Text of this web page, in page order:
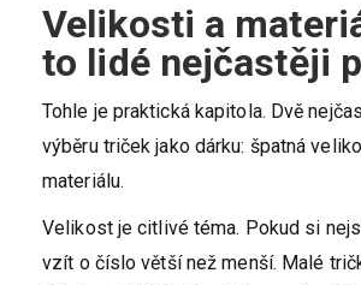
Velikosti a
to lidé nejčastěji
Tohle je praktická kapitola. Dvě
výběru triček jako dárku: špatná
materiálu.
Velikost je citlivé téma. Pokud si
vzít o číslo větší než menší. Malé